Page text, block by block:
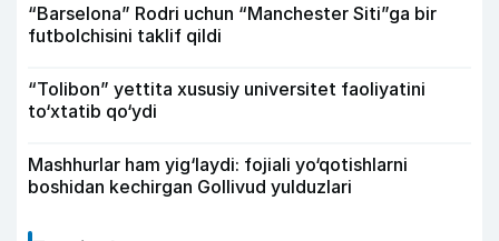
“Barselona” Rodri uchun “Manchester Siti”ga bir
futbolchisini taklif qildi
“Tolibon” yettita xususiy universitet faoliyatini
to‘xtatib qo‘ydi
Mashhurlar ham yig‘laydi: fojiali yo‘qotishlarni
boshidan kechirgan Gollivud yulduzlari